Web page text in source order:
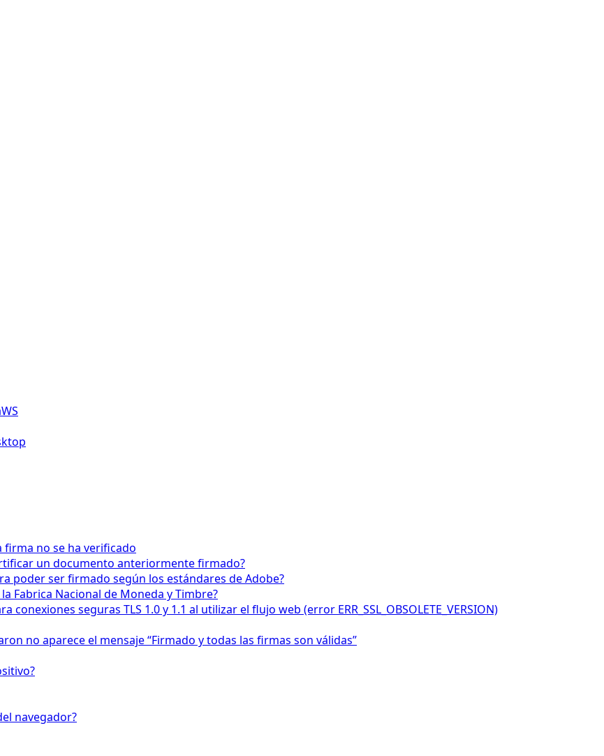
no se ha verificado
un documento anteriormente firmado?
poder ser firmado según los estándares de Adobe?
Fabrica Nacional de Moneda y Timbre?
seguras TLS 1.0 y 1.1 al utilizar el flujo web (error ERR_SSL_OBSOLETE_VERSION)
no aparece el mensaje “Firmado y todas las firmas son válidas”
navegador?